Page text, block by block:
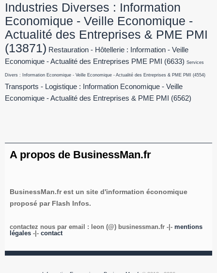
Industries Diverses : Information
Economique - Veille Economique -
Actualité des Entreprises & PME PMI
(13871) Restauration - Hôtellerie : Information - Veille
Economique - Actualité des Entreprises PME PMI
(6633) Services
Divers : Information Economique - Veille Economique - Actualité des Entreprises & PME PMI (4554)
Transports - Logistique : Information Economique - Veille
Economique - Actualité des Entreprises & PME PMI
(6562)
A propos de BusinessMan.fr
BusinessMan.fr est un site d'information économique
proposé par Flash Infos.
contactez nous par email : leon (@) businessman.fr -|- mentions
légales -|- contact